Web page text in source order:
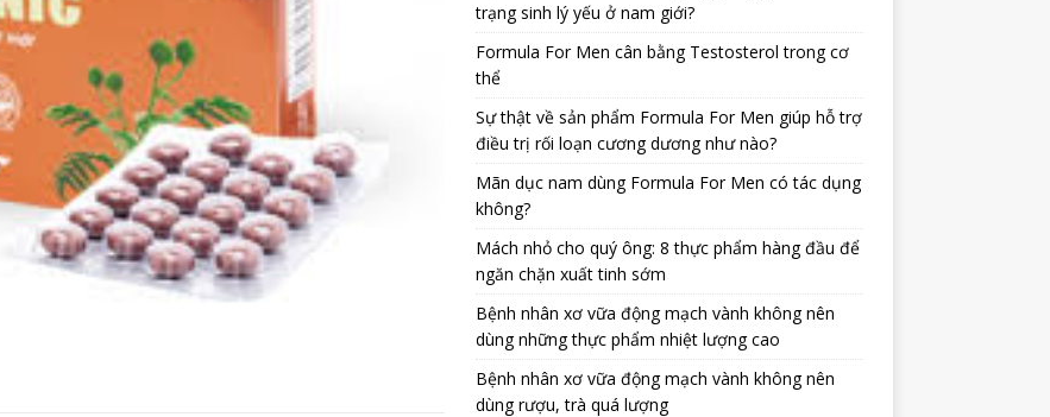
trạng sinh lý yếu ở nam giới?
Formula For Men cân bằng Testosterol trong cơ
thể
Sự thật về sản phẩm Formula For Men giúp hỗ trợ
điều trị rối loạn cương dương như nào?
Mãn dục nam dùng Formula For Men có tác dụng
không?
Mách nhỏ cho quý ông: 8 thực phẩm hàng đầu để
ngăn chặn xuất tinh sớm
Bệnh nhân xơ vữa động mạch vành không nên
dùng những thực phẩm nhiệt lượng cao
Bệnh nhân xơ vữa động mạch vành không nên
dùng rượu, trà quá lượng